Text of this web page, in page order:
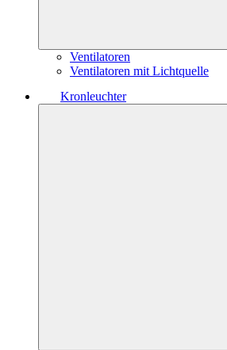
Ventilatoren
Ventilatoren mit Lichtquelle
Kronleuchter